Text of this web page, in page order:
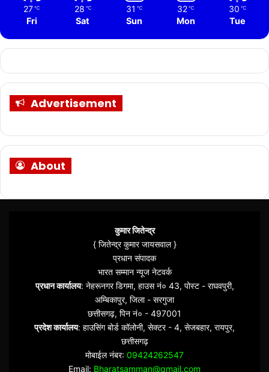
27 ℃
Fri
28 ℃
Sat
31 ℃
Sun
32 ℃
Mon
30 ℃
Tue
Advertisement
About
कुमार जितेन्द्र
{ जितेन्द्र कुमार जायसवाल }
प्रधान संपादक
भारत सम्मान न्यूज नेटवर्क
प्रधान कार्यालय: नेहरूनगर डिगमा, हाउस नं० 43, पोस्ट - राघवपुरी,
अम्बिकापुर, जिला - सरगुजा
छत्तीसगढ़, पिन नं० - 497001
प्रदेश कार्यालय: हाउसिंग बोर्ड कॉलोनी, सेक्टर - 4, सेजबहार, रायपुर,
छत्तीसगढ़
मोबाईल नंबर: 09424262547
Email: Bharatsamman@gmail.com